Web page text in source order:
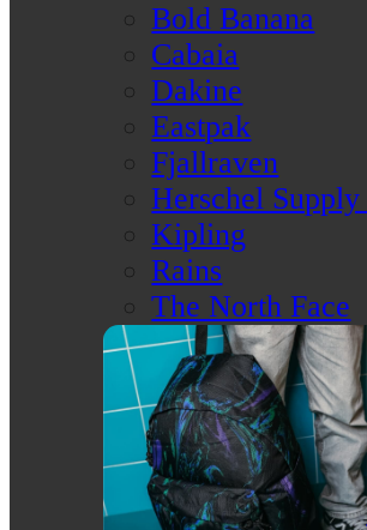
Bold Banana
Cabaia
Dakine
Eastpak
Fjallraven
Herschel Supply
Kipling
Rains
The North Face